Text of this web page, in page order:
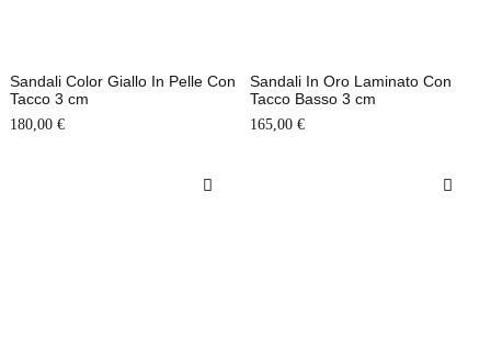
Sandali Color Giallo In Pelle Con
Tacco 3 cm
180,00 €
Sandali In Oro Laminato Con
Tacco Basso 3 cm
165,00 €